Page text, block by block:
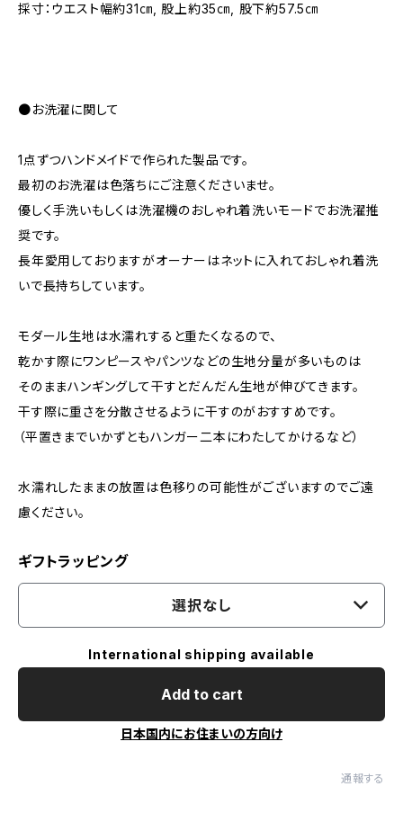
採寸：ウエスト幅約31㎝, 股上約35㎝, 股下約57.5㎝
●お洗濯に関して
1点ずつハンドメイドで作られた製品です。
最初のお洗濯は色落ちにご注意くださいませ。
優しく手洗いもしくは洗濯機のおしゃれ着洗いモードでお洗濯推
奨です。
長年愛用しておりますがオーナーはネットに入れておしゃれ着洗
いで長持ちしています。
モダール生地は水濡れすると重たくなるので、
乾かす際にワンピースやパンツなどの生地分量が多いものは
そのままハンギングして干すとだんだん生地が伸びてきます。
干す際に重さを分散させるように干すのがおすすめです。
（平置きまでいかずともハンガー二本にわたしてかけるなど）
水濡れしたままの放置は色移りの可能性がございますのでご遠
慮ください。
ギフトラッピング
選択なし
International shipping available
Add to cart
日本国内にお住まいの方向け
通報する